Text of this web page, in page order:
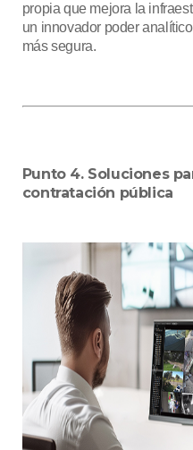
propia que mejora la
un innovador poder
más segura.
Punto 4. Soluciones
contratación pública